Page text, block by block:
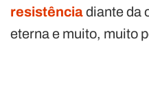
resistênciadiante da
eterna e muito, muito